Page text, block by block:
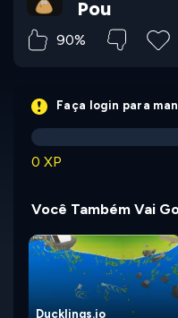
Pou
90%
Faça login para
0 XP
Você Também Vai
Ducklings.io